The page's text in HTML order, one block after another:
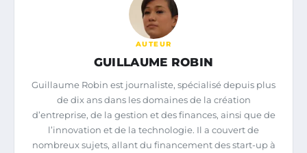
AUTEUR
GUILLAUME ROBIN
Guillaume Robin est journaliste, spécialisé depuis plus
de dix ans dans les domaines de la création
d’entreprise, de la gestion et des finances, ainsi que de
l’innovation et de la technologie. Il a couvert de
nombreux sujets, allant du financement des start-up à